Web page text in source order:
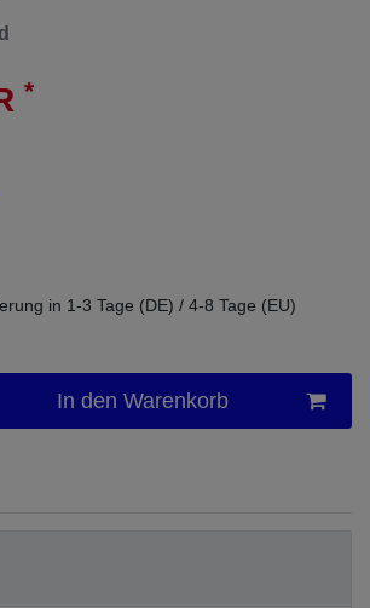
*
in 1-3 Tage (DE) / 4-8 Tage (EU)
In den Warenkorb